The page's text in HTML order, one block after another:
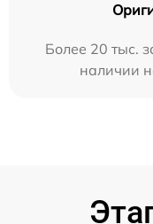
Более 20 тыс.
наличии